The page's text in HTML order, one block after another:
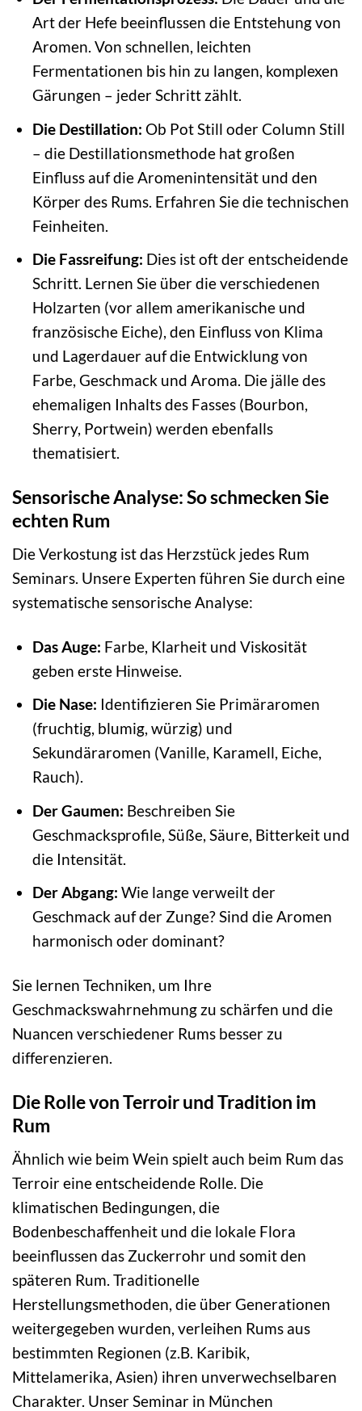
Art der Hefe beeinflussen die Entstehung von
Aromen. Von schnellen, leichten
Fermentationen bis hin zu langen, komplexen
Gärungen – jeder Schritt zählt.
Die Destillation: Ob Pot Still oder Column Still
– die Destillationsmethode hat großen
Einfluss auf die Aromenintensität und den
Körper des Rums. Erfahren Sie die technischen
Feinheiten.
Die Fassreifung: Dies ist oft der entscheidende
Schritt. Lernen Sie über die verschiedenen
Holzarten (vor allem amerikanische und
französische Eiche), den Einfluss von Klima
und Lagerdauer auf die Entwicklung von
Farbe, Geschmack und Aroma. Die jälle des
ehemaligen Inhalts des Fasses (Bourbon,
Sherry, Portwein) werden ebenfalls
thematisiert.
Sensorische Analyse: So schmecken Sie
echten Rum
Die Verkostung ist das Herzstück jedes Rum
Seminars. Unsere Experten führen Sie durch eine
systematische sensorische Analyse:
Das Auge: Farbe, Klarheit und Viskosität
geben erste Hinweise.
Die Nase: Identifizieren Sie Primäraromen
(fruchtig, blumig, würzig) und
Sekundäraromen (Vanille, Karamell, Eiche,
Rauch).
Der Gaumen: Beschreiben Sie
Geschmacksprofile, Süße, Säure, Bitterkeit und
die Intensität.
Der Abgang: Wie lange verweilt der
Geschmack auf der Zunge? Sind die Aromen
harmonisch oder dominant?
Sie lernen Techniken, um Ihre
Geschmackswahrnehmung zu schärfen und die
Nuancen verschiedener Rums besser zu
differenzieren.
Die Rolle von Terroir und Tradition im
Rum
Ähnlich wie beim Wein spielt auch beim Rum das
Terroir eine entscheidende Rolle. Die
klimatischen Bedingungen, die
Bodenbeschaffenheit und die lokale Flora
beeinflussen das Zuckerrohr und somit den
späteren Rum. Traditionelle
Herstellungsmethoden, die über Generationen
weitergegeben wurden, verleihen Rums aus
bestimmten Regionen (z.B. Karibik,
Mittelamerika, Asien) ihren unverwechselbaren
Charakter. Unser Seminar in München